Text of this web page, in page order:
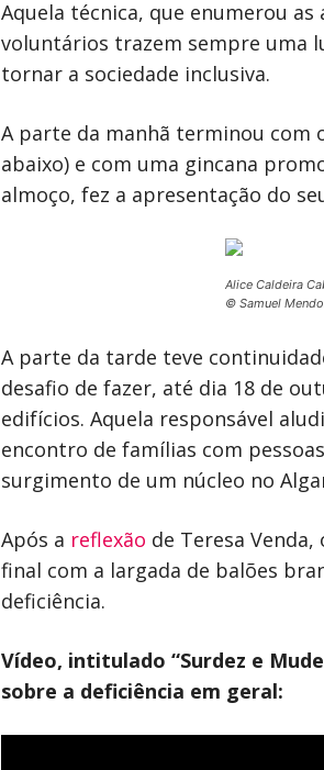
Aquela técnica, que enumerou
voluntários trazem sempre uma
tornar a sociedade inclusiva.
A parte da manhã terminou com
abaixo) e com uma gincana
almoço, fez a apresentação do
Alice Caldeira
© Samuel
A parte da tarde teve
desafio de fazer, até dia 18 de
edifícios. Aquela responsável
encontro de famílias com
surgimento de um núcleo no
Após a reflexão de Teresa
final com a largada de balões
deficiência.
Vídeo, intitulado “Surdez e
sobre a deficiência em geral: